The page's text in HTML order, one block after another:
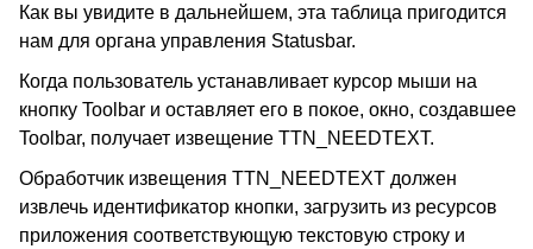
Как вы увидите в дальнейшем, эта таблица пригодится
нам для органа управления Statusbar.
Когда пользователь устанавливает курсор мыши на
кнопку Toolbar и оставляет его в покое, окно, создавшее
Toolbar, получает извещение TTN_NEEDTEXT.
Обработчик извещения TTN_NEEDTEXT должен
извлечь идентификатор кнопки, загрузить из ресурсов
приложения соответствующую текстовую строку и